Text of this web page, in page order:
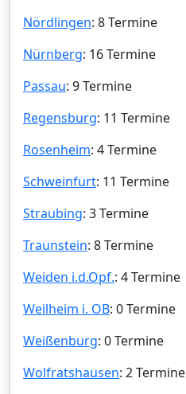
Nördlingen: 8 Termine
Nürnberg: 16 Termine
Passau: 9 Termine
Regensburg: 11 Termine
Rosenheim: 4 Termine
Schweinfurt: 11 Termine
Straubing: 3 Termine
Traunstein: 8 Termine
Weiden i.d.Opf.: 4 Termine
Weilheim i. OB: 0 Termine
Weißenburg: 0 Termine
Wolfratshausen: 2 Termine